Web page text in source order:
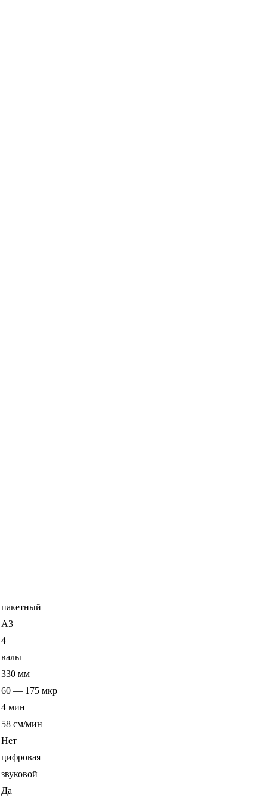
пакетный
A3
4
валы
330 мм
60 — 175 мкр
4 мин
58 см/мин
Нет
цифровая
звуковой
Да